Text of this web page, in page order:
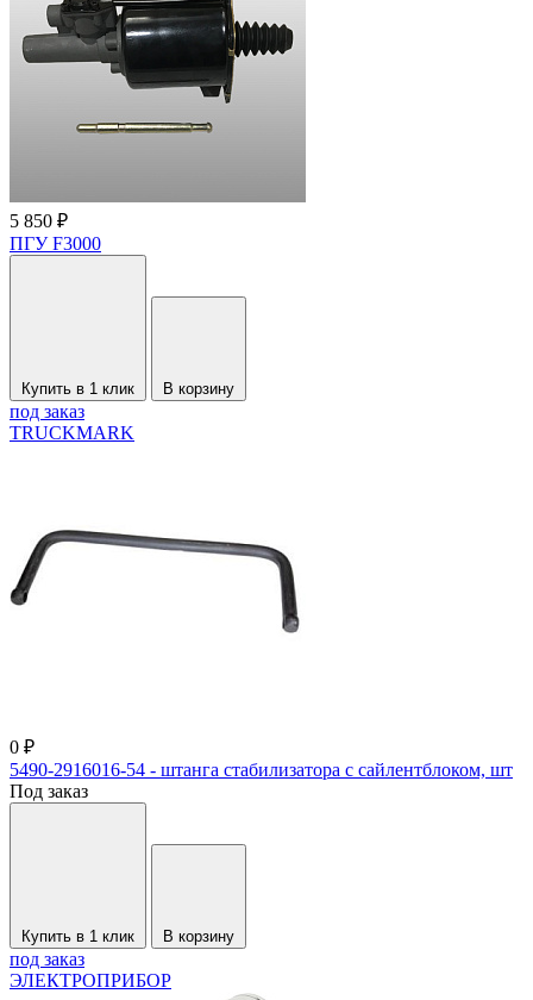
5 850 ₽
ПГУ F3000
Купить в 1 клик В корзину
под заказ
TRUCKMARK
0 ₽
5490-2916016-54 - штанга стабилизатора с сайлентблоком, шт
Под заказ
Купить в 1 клик В корзину
под заказ
ЭЛЕКТРОПРИБОР